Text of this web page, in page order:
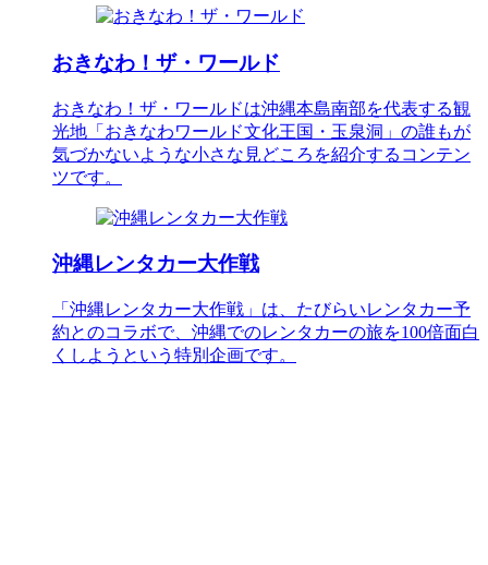
おきなわ！ザ・ワールド
おきなわ！ザ・ワールドは沖縄本島南部を代表する観
光地「おきなわワールド文化王国・玉泉洞」の誰もが
気づかないような小さな見どころを紹介するコンテン
ツです。
沖縄レンタカー大作戦
「沖縄レンタカー大作戦」は、たびらいレンタカー予
約とのコラボで、沖縄でのレンタカーの旅を100倍面白
くしようという特別企画です。